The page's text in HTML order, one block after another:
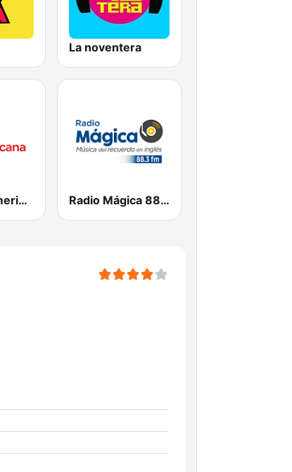
La noventera
Radio Panamericana Radio Mágica 88.3 FM